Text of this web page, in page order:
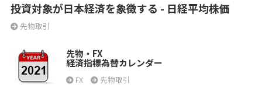
投資対象が日本経済を象徴する - 日経平均株価
先物取引
先物・FX
経済指標為替カレンダー
FX 先物取引